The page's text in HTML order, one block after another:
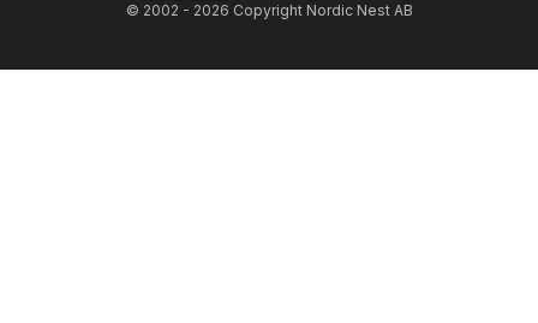
© 2002 - 2026 Copyright Nordic Nest AB